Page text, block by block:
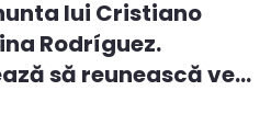
lui Cristiano
Rodríguez.
să reunească ve...